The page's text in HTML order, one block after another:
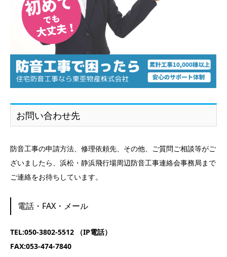
お問い合わせ先
防音工事の申請方法、修理依頼先、その他、ご質問ご相談等がご
ざいましたら、浜松・静浜飛行場周辺防音工事連絡会事務局まで
ご連絡をお待ちしています。
電話・FAX・メール
TEL:050-3802-5512 （IP電話）
FAX:053-474-7840